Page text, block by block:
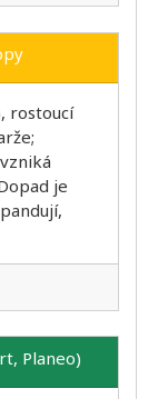
rostoucí
je
Planeo)